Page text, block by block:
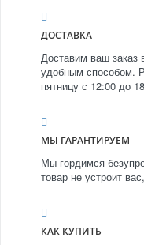
ДОСТАВКА
Доставим ваш
удобным способом.
пятницу с 12:00 до
МЫ ГАРАНТИРУЕМ
Мы гордимся
товар не устроит
КАК КУПИТЬ